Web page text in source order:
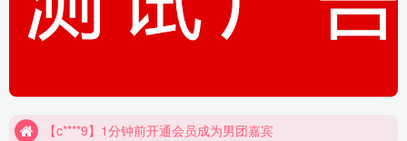
【c****9】1分钟前开通会员成为男团嘉宾